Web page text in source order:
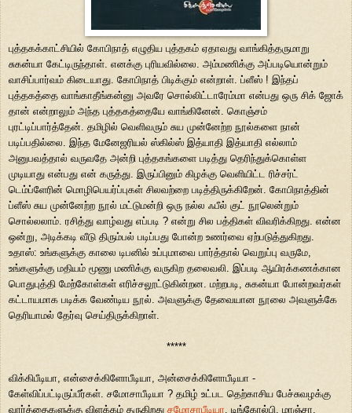
புத்தகக்காட்சியில் கோபிநாத் எழுதிய புத்தகம் ஏதாவது வாங்கித்தருமாறு
சுகன்யா கேட்டிருந்தாள். எனக்கு புரியவில்லை. அம்மணிக்கு அப்படியொன்றும்
வாசிப்பார்வம் கிடையாது. கோபிநாத் பிடிக்கும் என்றாள். ப்ளீஸ் ! இந்தப்
புத்தகத்தை வாங்காதீங்கன்னு அவரே சொல்லிட்டாரேம்மா என்பது ஒரு சிக் ஜோக்
தான் என்றாலும் அந்த புத்தகத்தையே வாங்கினேன். கொஞ்சம்
புரட்டிப்பார்த்தேன். தமிழில் வெளிவரும் சுய முன்னேற்ற நூல்களை நான்
படிப்பதில்லை. இந்த மேனேஜரியல் ஸ்கில்ஸ் இத்யாதி இத்யாதி எல்லாம்
அனுபவத்தால் வருவதே அன்றி புத்தகங்களை படித்து தெரிந்துக்கொள்ள
முடியாது என்பது என் கருத்து. இருப்பினும் கிழக்கு வெளியிட்ட ரிச்சர்ட்
டெம்ப்ளேரின் மொழிபெயர்ப்புகள் சிலவற்றை படித்திருக்கிறேன். கோபிநாத்தின்
ப்ளீஸ் சுய முன்னேற்ற நூல் மட்டுமன்றி ஒரு நல்ல ஃபீல் குட் நூலென்றும்
சொல்லலாம். ரசித்து வாழ்வது எப்படி ? என்று சில பத்திகள் விவரிக்கிறது. என்ன
ஒன்று, அடிக்கடி வீடு திரும்பல் படிப்பது போன்ற உணர்வை ஏற்படுத்துகிறது.
உதாஸ்: உங்களுக்கு காலை டிபனில் உப்புமாவை பார்த்தால் வெறுப்பு வருமே,
உங்களுக்கு மதியம் மூணு மணிக்கு வருகிற தலைவலி. இப்படி ஆயிரக்கணக்கான
பொதுபுத்தி மேற்கோள்கள் எரிச்சலூட்டுகின்றன. மற்றபடி, சுகன்யா போன்றவர்கள்
கட்டாயமாக படிக்க வேண்டிய நூல். அவளுக்கு தேவையான நூலை அவளுக்கே
தெரியாமல் தேர்வு செய்திருக்கிறாள்.
*****
விக்கிபீடியா, என்சைக்கிளோபீடியா, அன்சைக்கிளோபீடியா -
கேள்விப்பட்டிருப்பீர்கள். சமோசாபீடியா ? தமிழ் உட்பட தெற்காசிய பேச்சுவழக்கு
வார்த்தைகளுக்கு விளக்கம் தருகிறது சமோசாபீடியா . டிங்கோல்பி, மாஞ்சா,